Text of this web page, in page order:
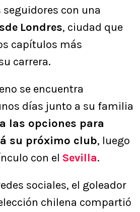
con una
Londres, ciudad que
capítulos más
carrera.
se encuentra
días junto a su familia
las opciones para
su próximo club, luego
con el Sevilla.
sociales, el goleador
chilena compartió